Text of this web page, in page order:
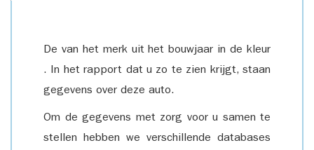
De van het merk uit het bouwjaar in de kleur
. In het rapport dat u zo te zien krijgt, staan
gegevens over deze auto.
Om de gegevens met zorg voor u samen te
stellen hebben we verschillende databases